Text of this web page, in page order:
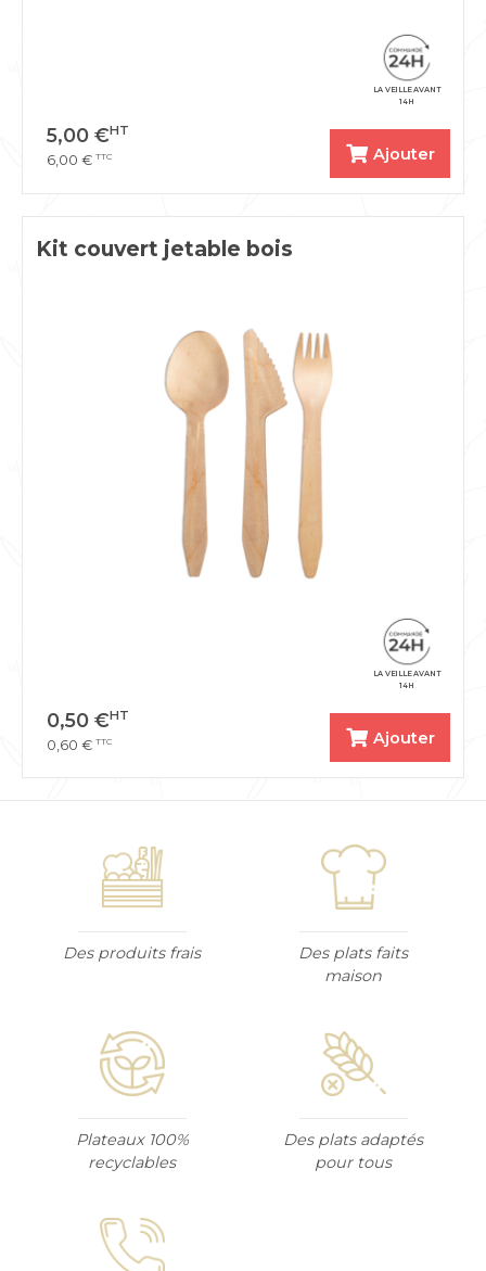
LA VEILLE AVANT
14H
5,00 €HT
6,00 € TTC Ajouter
Kit couvert jetable bois
LA VEILLE AVANT
14H
0,50 €HT
0,60 € TTC Ajouter
Des produits frais
Des plats faits
maison
Plateaux 100%
recyclables
Des plats adaptés
pour tous